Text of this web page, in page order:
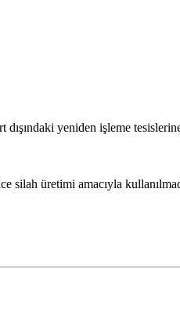
yeniden işleme
üretimi amacıyla